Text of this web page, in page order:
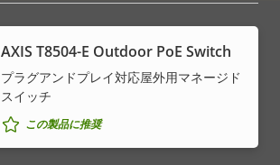
AXIS T8504-E Outdoor PoE Switch
プラグアンドプレイ対応屋外用マネージド
スイッチ
この製品に推奨